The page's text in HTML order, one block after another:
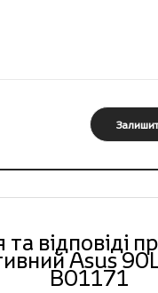
відповіді
Asus
B01171